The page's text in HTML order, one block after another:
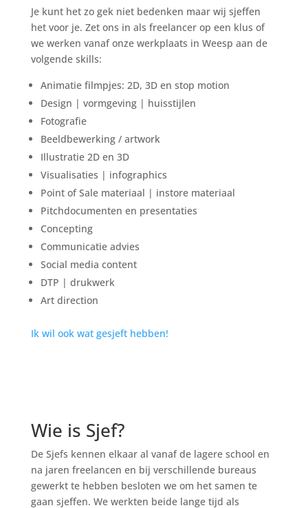
Je kunt het zo gek niet bedenken maar wij sjeffen
het voor je. Zet ons in als freelancer op een klus of
we werken vanaf onze werkplaats in Weesp aan de
volgende skills:
Animatie filmpjes: 2D, 3D en stop motion
Design | vormgeving | huisstijlen
Fotografie
Beeldbewerking / artwork
Illustratie 2D en 3D
Visualisaties | infographics
Point of Sale materiaal | instore materiaal
Pitchdocumenten en presentaties
Concepting
Communicatie advies
Social media content
DTP | drukwerk
Art direction
Ik wil ook wat gesjeft hebben!
Wie is Sjef?
De Sjefs kennen elkaar al vanaf de lagere school en
na jaren freelancen en bij verschillende bureaus
gewerkt te hebben besloten we om het samen te
gaan sjeffen. We werkten beide lange tijd als